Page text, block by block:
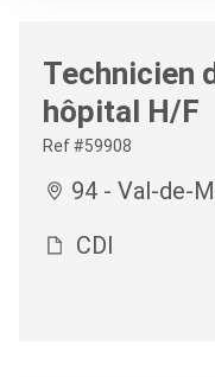
Technicien
hôpital H/F
Ref #59908
94 - Val-de-
CDI